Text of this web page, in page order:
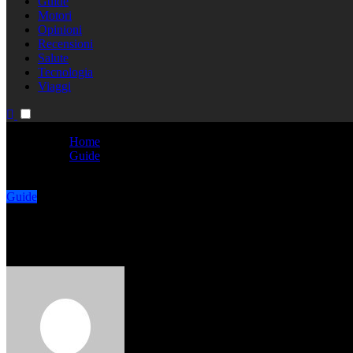
Motori
Opinioni
Recensioni
Salute
Tecnologia
Viaggi
Home
Guide
Guide